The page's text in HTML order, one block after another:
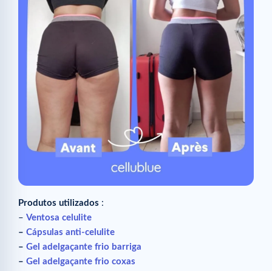
Produtos utilizados :
– Ventosa celulite
– Cápsulas anti-celulite
– Gel adelgaçante frio barriga
– Gel adelgaçante frio coxas